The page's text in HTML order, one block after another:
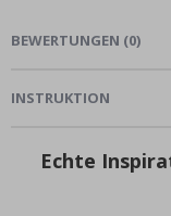
BEWERTUNGEN (0)
INSTRUKTION
Echte